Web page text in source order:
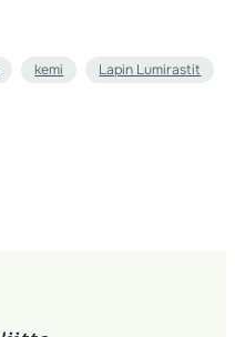
kemi Lapin Lumirastit